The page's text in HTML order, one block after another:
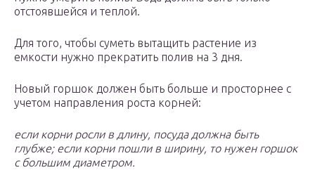
отстоявшейся и теплой.
Для того, чтобы суметь вытащить растение из
емкости нужно прекратить полив на 3 дня.
Новый горшок должен быть больше и просторнее с
учетом направления роста корней:
если корни росли в длину, посуда должна быть
глубже; если корни пошли в ширину, то нужен горшок
с большим диаметром.